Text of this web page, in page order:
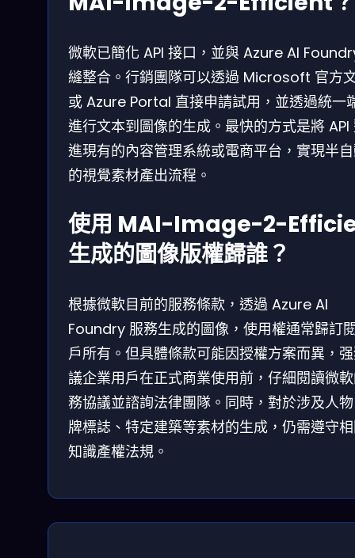
微軟已簡化 API 接口，並與 Azure AI
縫整合。行銷團隊可以透過 Microsoft 官方
或 Azure Portal 直接申請試用，並透過統一
進行文本到圖像的生成。最快的方式是將 API
進現有的內容管理系統或電商平台，實現半
的視覺素材產出流程。
使用 MAI-Image-2-
生成的圖像版權歸誰？
根據微軟目前的服務條款，透過 Azure AI
Foundry 服務生成的圖像，使用權通常歸訂
戶所有。但具體條款可能因授權方案而異，
議企業用戶在正式商業使用前，仔細閱讀微
務協議並諮詢法律團隊。同時，對於涉及人
牌標誌、特定建築等素材的生成，仍需遵守
知識產權法規。